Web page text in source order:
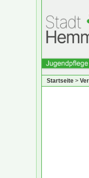
Startseite >